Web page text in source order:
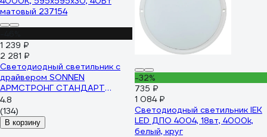
1 239 ₽
2 281 ₽
Светодиодный светильник с
драйвером SONNEN
АРМСТРОНГ СТАНДАРТ
4000K, 595x595x30, 40Вт
матовый 237154
4.8
(134)
В корзину
-32%
735 ₽
1 084 ₽
Светодиодный светильник IEK
LED ДПО 4004, 18вт, 4000k,
белый, круг